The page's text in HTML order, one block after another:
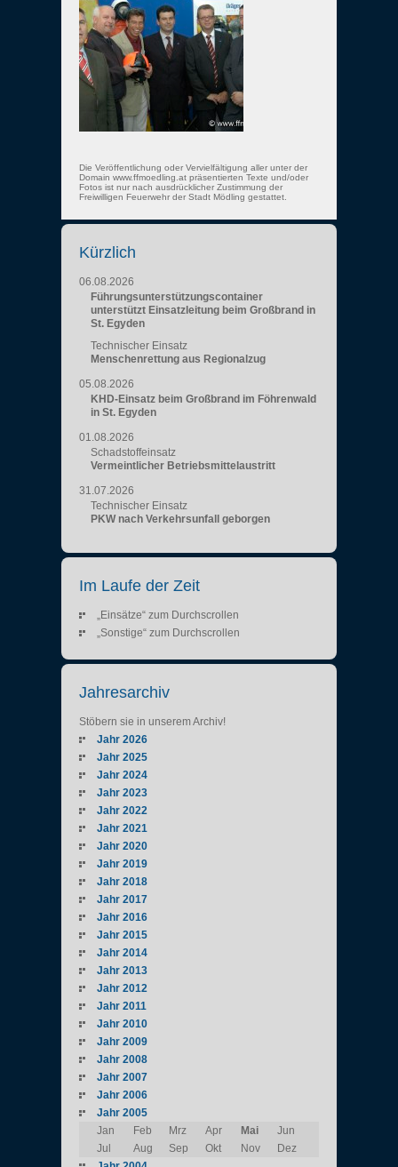
Die Veröffentlichung oder Vervielfältigung aller unter der
Domain www.ffmoedling.at präsentierten Texte und/oder
Fotos ist nur nach ausdrücklicher Zustimmung der
Freiwilligen Feuerwehr der Stadt Mödling gestattet.
Kürzlich
06.08.2026
Führungsunterstützungscontainer
unterstützt Einsatzleitung beim Großbrand in
St. Egyden
Technischer Einsatz
Menschenrettung aus Regionalzug
05.08.2026
KHD-Einsatz beim Großbrand im Föhrenwald
in St. Egyden
01.08.2026
Schadstoffeinsatz
Vermeintlicher Betriebsmittelaustritt
31.07.2026
Technischer Einsatz
PKW nach Verkehrsunfall geborgen
Im Laufe der Zeit
„Einsätze“ zum Durchscrollen
„Sonstige“ zum Durchscrollen
Jahresarchiv
Stöbern sie in unserem Archiv!
Jahr 2026
Jahr 2025
Jahr 2024
Jahr 2023
Jahr 2022
Jahr 2021
Jahr 2020
Jahr 2019
Jahr 2018
Jahr 2017
Jahr 2016
Jahr 2015
Jahr 2014
Jahr 2013
Jahr 2012
Jahr 2011
Jahr 2010
Jahr 2009
Jahr 2008
Jahr 2007
Jahr 2006
Jahr 2005
Jan
Feb Mrz Apr Mai
Jun
Jul
Aug Sep Okt Nov
Dez